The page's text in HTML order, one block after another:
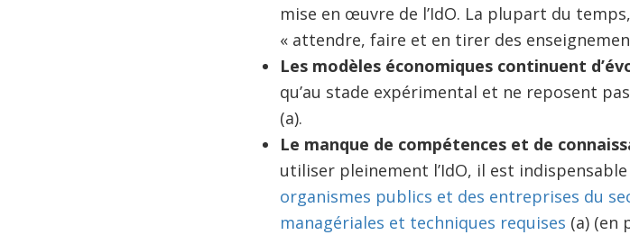
mise en œuvre de l’IdO. La plupart du
« attendre, faire et en tirer des
Les modèles économiques continuent
qu’au stade expérimental et ne reposent
(a).
Le manque de compétences et de
utiliser pleinement l’IdO, il est
organismes publics et des entreprises du
managériales et techniques requises (a) (en